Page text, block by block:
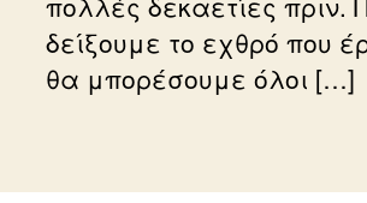
δείξουμε το εχθρό που
θα μπορέσουμε όλοι […]